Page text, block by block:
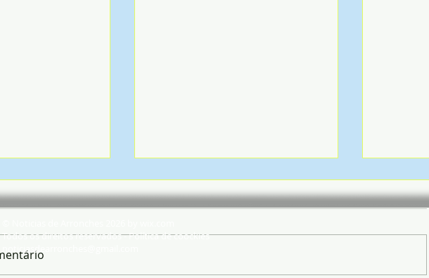
Todos os direitos reservados - Política de coockies
noticiasdearronches@gmail.com